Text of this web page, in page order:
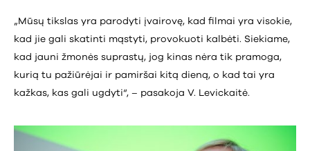
„Mūsų tikslas yra parodyti įvairovę, kad filmai yra visokie,
kad jie gali skatinti mąstyti, provokuoti kalbėti. Siekiame,
kad jauni žmonės suprastų, jog kinas nėra tik pramoga,
kurią tu pažiūrėjai ir pamiršai kitą dieną, o kad tai yra
kažkas, kas gali ugdyti“, – pasakoja V. Levickaitė.